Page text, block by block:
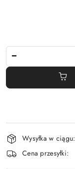
Dostępność
i
dostawa
Wysyłka w ciągu:
Cena przesyłki: